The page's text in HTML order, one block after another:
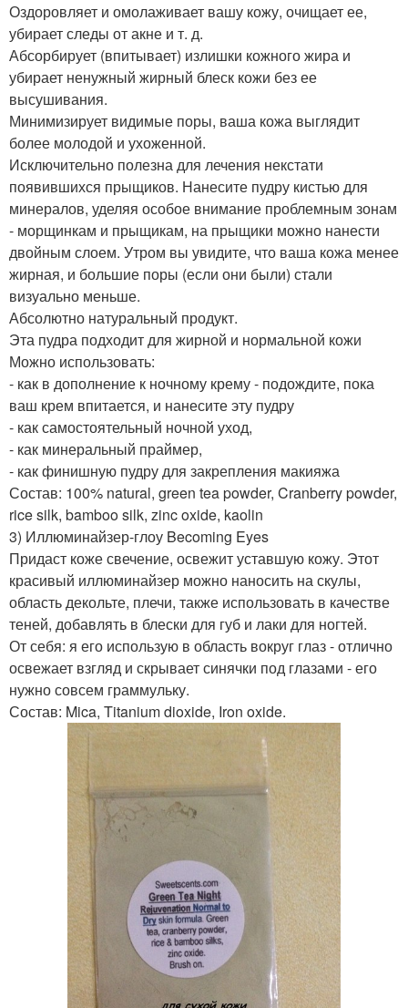
Оздоровляет и омолаживает вашу кожу, очищает ее,
убирает следы от акне и т. д.
Абсорбирует (впитывает) излишки кожного жира и
убирает ненужный жирный блеск кожи без ее
высушивания.
Минимизирует видимые поры, ваша кожа выглядит
более молодой и ухоженной.
Исключительно полезна для лечения некстати
появившихся прыщиков. Нанесите пудру кистью для
минералов, уделяя особое внимание проблемным зонам
- морщинкам и прыщикам, на прыщики можно нанести
двойным слоем. Утром вы увидите, что ваша кожа менее
жирная, и большие поры (если они были) стали
визуально меньше.
Абсолютно натуральный продукт.
Эта пудра подходит для жирной и нормальной кожи
Можно использовать:
- как в дополнение к ночному крему - подождите, пока
ваш крем впитается, и нанесите эту пудру
- как самостоятельный ночной уход,
- как минеральный праймер,
- как финишную пудру для закрепления макияжа
Состав: 100% natural, green tea powder, Cranberry powder,
rice silk, bamboo silk, zinc oxide, kaolin
3) Иллюминайзер-глоу Becoming Eyes
Придаст коже свечение, освежит уставшую кожу. Этот
красивый иллюминайзер можно наносить на скулы,
область декольте, плечи, также использовать в качестве
теней, добавлять в блески для губ и лаки для ногтей.
От себя: я его использую в область вокруг глаз - отлично
освежает взгляд и скрывает синячки под глазами - его
нужно совсем граммульку.
Состав: Mica, Titanium dioxide, Iron oxide.